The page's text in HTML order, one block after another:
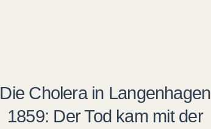
Die Cholera in Langenhagen
1859: Der Tod kam mit der